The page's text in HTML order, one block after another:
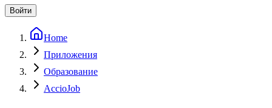
Войти
Home
Приложения
Образование
AccioJob